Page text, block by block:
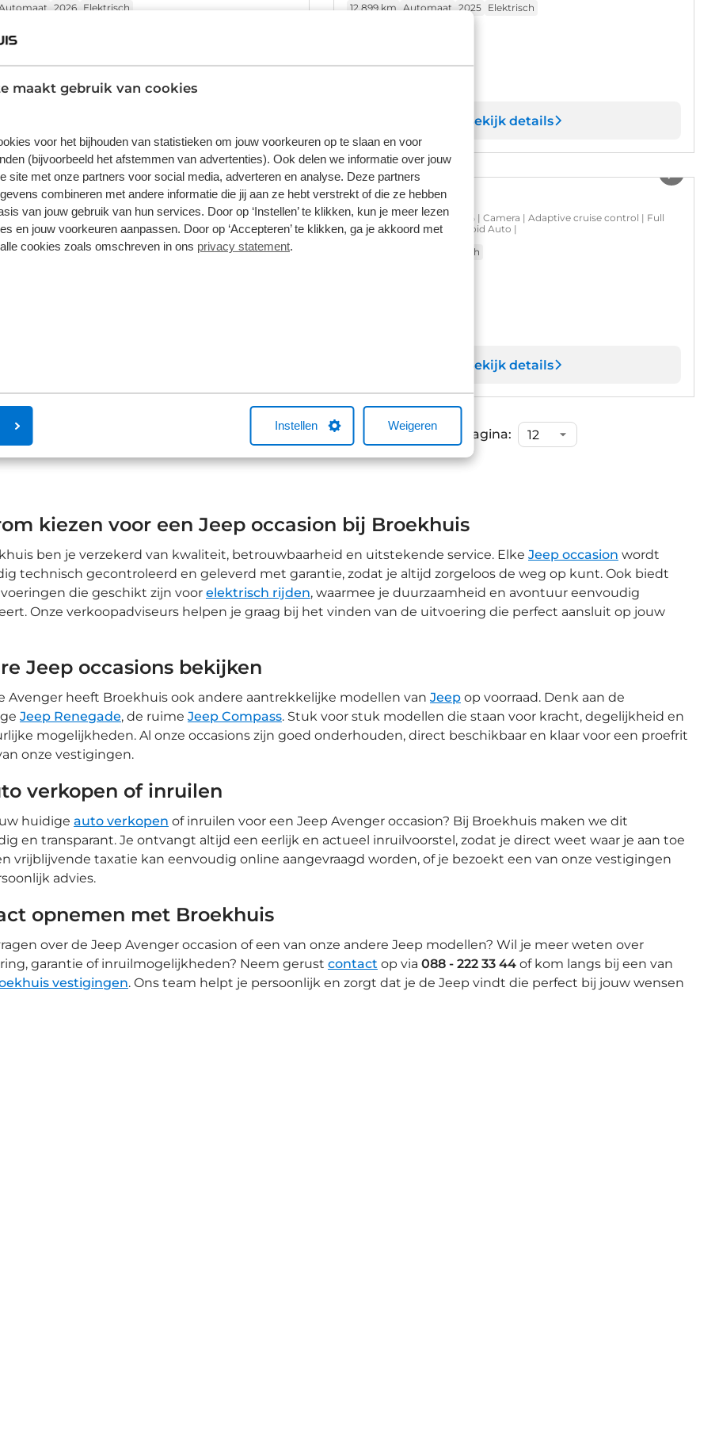
maakt gebruik van cookies
voor het bijhouden van statistieken om jouw voorkeuren op te slaan en voor
(bijvoorbeeld het afstemmen van advertenties). Ook delen we informatie over jouw
site met onze partners voor social media, adverteren en analyse. Deze partners
combineren met andere informatie die jij aan ze hebt verstrekt of die ze hebben
van jouw gebruik van hun services. Door op ‘Instellen’ te klikken, kun je meer lezen
en jouw voorkeuren aanpassen. Door op ‘Accepteren’ te klikken, ga je akkoord met
cookies zoals omschreven in ons privacy statement.
Instellen Weigeren
2026 Elektrisch
BTW en BPM.
premium
12.899 km Automaat 2025 Elektrisch
Prijs is inclusief BTW en BPM.
Bekijk details
1/22
Avenger
kWh | 18"Lichtmetaal | Adaptive Cruise | Climate Controle |
| Carplay | LED | Digitaal Dashboard | Achteruitrijcamera
| Apple Carplay/Android Auto|telefoonintegratie
Automaat 2025 Elektrisch
Jeep Avenger
Summit Electric | SOH 98% | Camera | Adaptive cruise control | Full
LED | Apple Carplay/ Android Auto |
Elektrisch
Bekijk details
1 2 Items per pagina:
kiezen voor een Jeep occasion bij Broekhuis
ben je verzekerd van kwaliteit, betrouwbaarheid en uitstekende service. Elke Jeep occasion wordt
technisch gecontroleerd en geleverd met garantie, zodat je altijd zorgeloos de weg op kunt. Ook biedt
die geschikt zijn voor elektrisch rijden, waarmee je duurzaamheid en avontuur eenvoudig
Onze verkoopadviseurs helpen je graag bij het vinden van de uitvoering die perfect aansluit op jouw
Jeep occasions bekijken
Avenger heeft Broekhuis ook andere aantrekkelijke modellen van Jeepop voorraad. Denk aan de
Jeep Renegade, de ruime Jeep Compass. Stuk voor stuk modellen die staan voor kracht, degelijkheid en
mogelijkheden. Al onze occasions zijn goed onderhouden, direct beschikbaar en klaar voor een proefrit
onze vestigingen.
verkopen of inruilen
huidige auto verkopen of inruilen voor een Jeep Avenger occasion? Bij Broekhuis maken we dit
en transparant. Je ontvangt altijd een eerlijk en actueel inruilvoorstel, zodat je direct weet waar je aan toe
vrijblijvende taxatie kan eenvoudig online aangevraagd worden, of je bezoekt een van onze vestigingen
advies.
opnemen met Broekhuis
over de Jeep Avenger occasion of een van onze andere Jeep modellen? Wil je meer weten over
garantie of inruilmogelijkheden? Neem gerust contact op via 088 - 222 33 44of kom langs bij een van
vestigingen. Ons team helpt je persoonlijk en zorgt dat je de Jeep vindt die perfect bij jouw wensen